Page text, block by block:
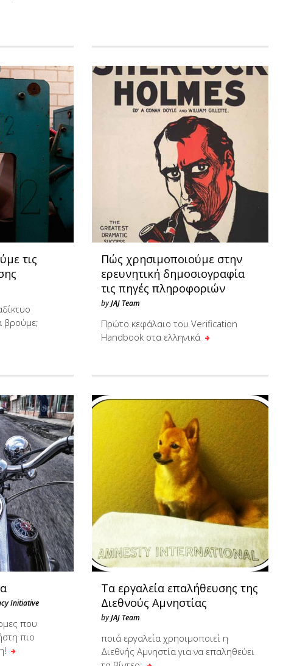
τις
βρούμε;
Πώς χρησιμοποιούμε στην
ερευνητική δημοσιογραφία
τις πηγές πληροφοριών
byJAJ Team
Πρώτο κεφάλαιο του Verification
Handbook στα ελληνικά
Initiative
που
πιο
Τα εργαλεία επαλήθευσης της
Διεθνούς Αμνηστίας
byJAJ Team
ποιά εργαλεία χρησιμοποιεί η
Διεθνής Αμνηστία για να επαληθεύει